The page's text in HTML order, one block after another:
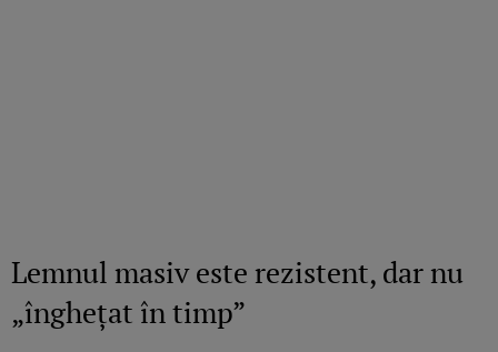
Lemnul masiv este rezistent, dar nu
„înghețat în timp”